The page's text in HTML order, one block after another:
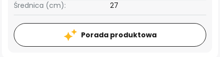
Średnica (cm):
27
Porada produktowa